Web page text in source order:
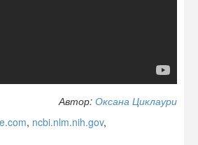
Автор: Оксана Циклаури
, ncbi.nlm.nih.gov,